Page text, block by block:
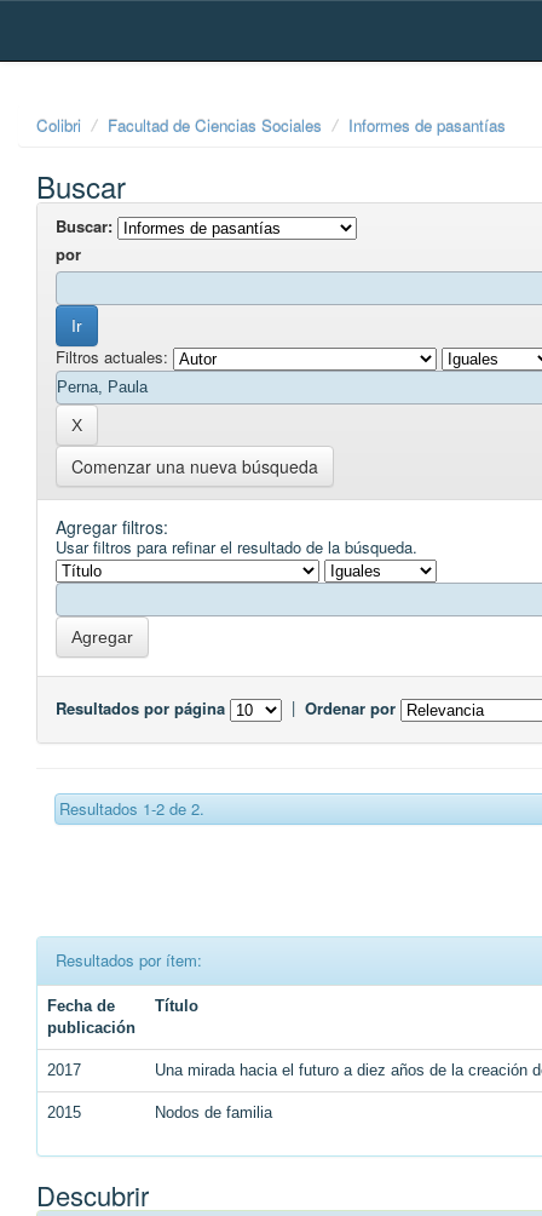
Skip
Colibri Facultad de Ciencias Sociales Informes de pasantías
Buscar
Buscar:
por
Filtros actuales:
Comenzar una nueva búsqueda
Agregar filtros:
Usar filtros para refinar el resultado de la búsqueda.
Resultados por página | Ordenar por
Resultados 1-2 de 2.
Resultados por ítem:
Fecha de
publicación
Título
2017 Una mirada hacia el futuro a diez años de la creación
2015 Nodos de familia
Descubrir